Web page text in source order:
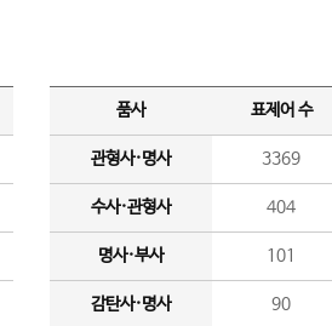
품사 표제어 수
관형사·명사 3369
수사·관형사 404
명사·부사 101
감탄사·명사 90